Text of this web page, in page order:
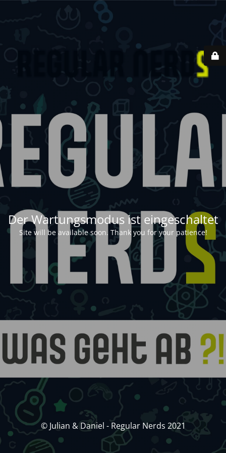
Der Wartungsmodus ist eingeschaltet
Site will be available soon. Thank you for your patience!
© Julian & Daniel - Regular Nerds 2021